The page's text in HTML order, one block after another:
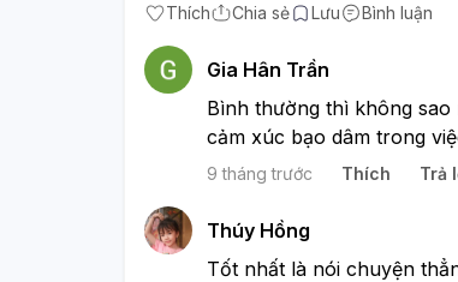
Thích Chia sẻ Lưu Bình luận
Gia Hân Trần
Bình thường thì không
cảm xúc bạo dâm trong
9 tháng trước Thích Trả
Thúy Hồng
Tốt nhất là nói chuyện